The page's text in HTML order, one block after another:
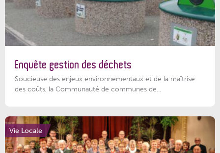
Enquête gestion des déchets
Soucieuse des enjeux environnementaux et de la maîtrise
des coûts, la Communauté de communes de...
Vie Locale